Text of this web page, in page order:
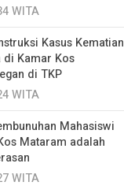
WITA
Kasus Kematian
di Kamar Kos
di TKP
WITA
Mahasiswi
Mataram adalah
WITA